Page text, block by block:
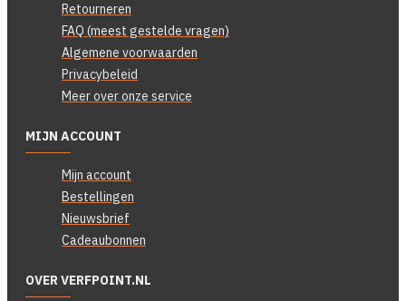
Retourneren
FAQ (meest gestelde vragen)
Algemene voorwaarden
Privacybeleid
Meer over onze service
MIJN ACCOUNT
Mijn account
Bestellingen
Nieuwsbrief
Cadeaubonnen
OVER VERFPOINT.NL